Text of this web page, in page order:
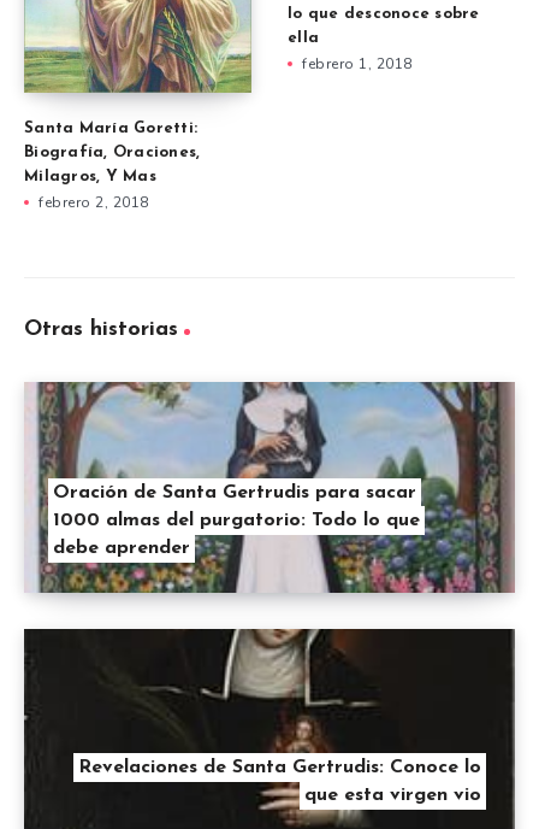
Santa María Goretti:
Biografía, Oraciones,
Milagros, Y Mas
febrero 2, 2018
lo que desconoce sobre
ella
febrero 1, 2018
Otras historias
Oración de Santa Gertrudis para sacar
1000 almas del purgatorio: Todo lo que
debe aprender
Revelaciones de Santa Gertrudis: Conoce lo
que esta virgen vio